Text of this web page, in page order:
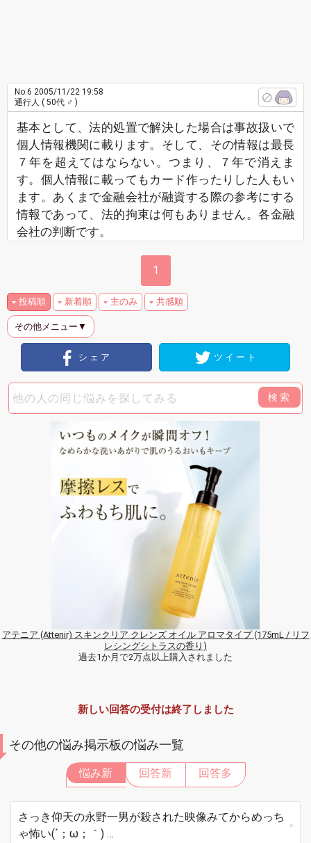
No.6 2005/11/22 19:58
通行人 ( 50代 ♂ )
基本として、法的処置で解決した場合は事故扱いで
個人情報機関に載ります。そして、その情報は最長
７年を超えてはならない。つまり、７年で消えま
す。個人情報に載ってもカード作ったりした人もい
ます。あくまで金融会社が融資する際の参考にする
情報であって、法的拘束は何もありません。各金融
会社の判断です。
1
投稿順 新着順 主のみ 共感順
その他メニュー▼
シェア ツイート
検索
アテニア (Attenir) スキンクリア クレンズ オイル アロマタイプ (175mL / リフ
レシングシトラスの香り)
過去1か月で2万点以上購入されました
新しい回答の受付は終了しました
その他の悩み掲示板の悩み一覧
悩み新 回答新 回答多
さっき仰天の永野一男が殺された映像みてからめっち
ゃ怖い(´；ω；｀) …